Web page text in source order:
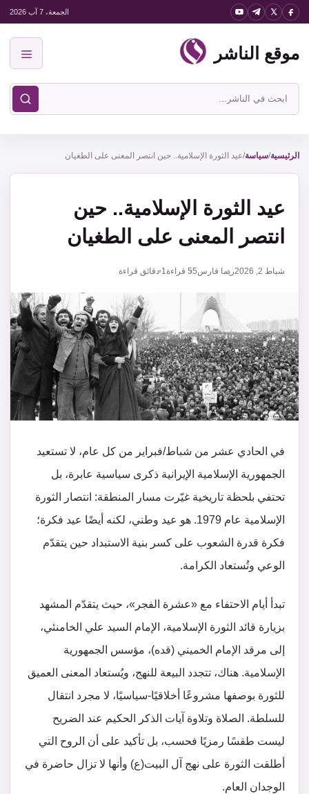
انتقل
المحتوى
الجمعة، 7 آب 2026
موقع الناشر
ابحث
في
الناشر
الرئيسية/سياسة/عيد الثورة الإسلامية.. حين انتصر المعنى على الطغيان
عيد الثورة الإسلامية.. حين
انتصر المعنى على الطغيان
شباط 2, 2026 ريما فارس55 قراءة1 دقائق قراءة
في الحادي عشر من شباط/فبراير من كل عام، لا تستعيد
الجمهورية الإسلامية الإيرانية ذكرى سياسية عابرة، بل
تحتفي بلحظة تاريخية غيّرت مسار المنطقة: انتصار الثورة
الإسلامية عام 1979. هو عيد وطني، لكنه أيضًا عيد فكرة؛
فكرة قدرة الشعوب على كسر بنية الاستبداد حين يتقدّم
الوعي وتُستعاد الكرامة.
تبدأ أيام الاحتفاء مع «عشرة الفجر»، حيث يتقدّم المشهد
بزيارة قائد الثورة الإسلامية، الإمام السيد علي الخامنئي،
إلى مرقد الإمام الخميني (قده)، مؤسس الجمهورية
الإسلامية. هناك، تتجدد البيعة للنهج، ويُستعاد المعنى العميق
للثورة بوصفها مشروعًا أخلاقيًا-سياسيًا، لا مجرد انتقال
للسلطة. الصلاة وتلاوة آيات الذكر الحكيم عند الضريح
ليست طقسًا رمزيًا فحسب، بل تأكيد على أن الروح التي
أطلقت الثورة على نهج آل البيت(ع) وأنها لا تزال حاضرة في
الوجدان العام.